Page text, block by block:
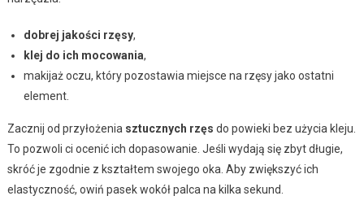
dobrej jakości rzęsy,
klej do ich mocowania,
makijaż oczu, który pozostawia miejsce na rzęsy jako ostatni
element.
Zacznij od przyłożenia sztucznych rzęs do powieki bez użycia kleju.
To pozwoli ci ocenić ich dopasowanie. Jeśli wydają się zbyt długie,
skróć je zgodnie z kształtem swojego oka. Aby zwiększyć ich
elastyczność, owiń pasek wokół palca na kilka sekund.